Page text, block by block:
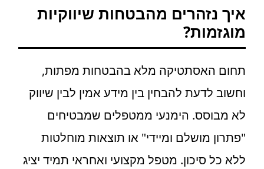
איך נזהרים מהבטחות שיווקיות
מוגזמות?
תחום האסתטיקה מלא בהבטחות מפתות,
וחשוב לדעת להבחין בין מידע אמין לבין שיווק
לא מבוסס. הימנעי ממטפלים שמבטיחים
"פתרון מושלם ומיידי" או תוצאות מוחלטות
ללא כל סיכון. מטפל מקצועי ואחראי תמיד יציג